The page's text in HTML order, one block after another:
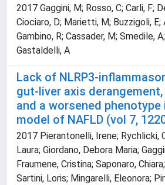
2017 Gaggini, M; Rosso, C; Carli, F;
Ciociaro, D; Marietti, M; Buzzigoli, E;
Gambino, R; Cassader, M; Smedile,
Gastaldelli, A
Lack of NLRP3-
gut-liver axis
and a worsened phenotype
model of NAFLD (vol 7,
2017 Pierantonelli, Irene; Rychlicki,
Laura; Giordano, Debora Maria;
Fraumene, Cristina; Saponaro,
Sartini, Loris; Mingarelli, Eleonora;